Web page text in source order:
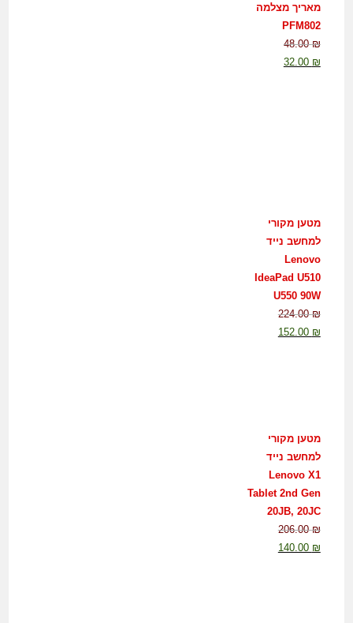
מאריך מצלמה
PFM802
48.00₪
32.00 ₪
מטען מקורי
למחשב נייד
Lenovo
IdeaPad U510
U550 90W
224.00₪
152.00 ₪
מטען מקורי
למחשב נייד
Lenovo X1
Tablet 2nd Gen
20JB, 20JC
206.00₪
140.00 ₪